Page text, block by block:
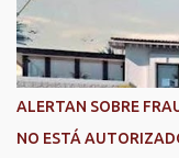
conocimientos y
materia. La titular del
reconocimiento es
infraestructura
innovadores de
Aguascalientes,
ALERTAN SOBRE
NO ESTÁ